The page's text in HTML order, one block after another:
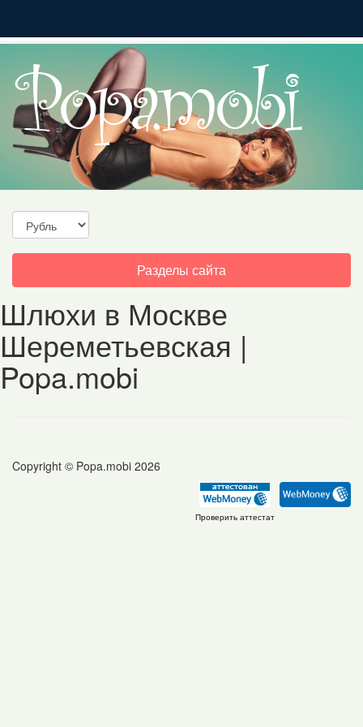
Toggle
navigation
Разделы сайта
Шлюхи в Москве
Шереметьевская |
Popa.mobi
Copyright © Popa.mobi 2026
Проверить аттестат